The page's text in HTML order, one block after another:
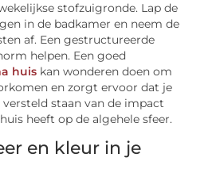
stofzuigronde. Lap de
in de badkamer en neem de
af. Een gestructureerde
helpen. Een goed
huis kan wonderen doen om
en zorgt ervoor dat je
staan van de impact
heeft op de algehele sfeer.
en kleur in je